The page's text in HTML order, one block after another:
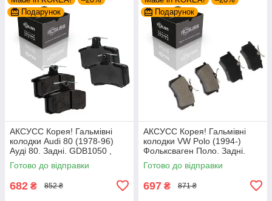
Подарунок
АКСУСС Корея! Гальмівні
колодки Audi 80 (1978-96)
Ауді 80. Задні. GDB1050 ,
FDB222
Готово до відправки
682 ₴ 852 ₴
Подарунок
АКСУСС Корея! Гальмівні
колодки VW Polo (1994-)
Фольксваген Поло. Задні.
GDB1330 , FDB1083 ,
FDB1491 , FDB4260
Готово до відправки
697 ₴ 871 ₴